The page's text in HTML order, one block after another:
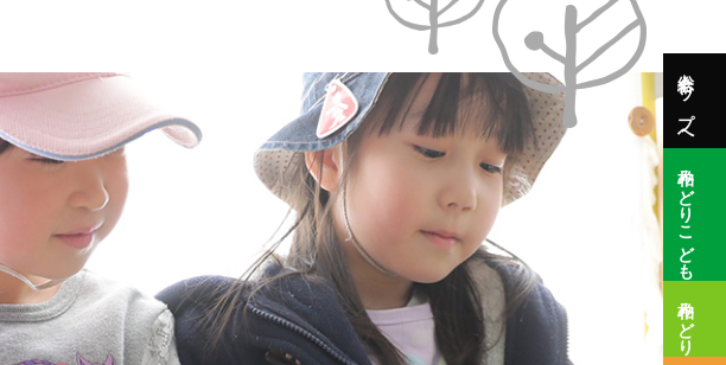
総合トップへ
柏みどりこども園
柏みどり保育園